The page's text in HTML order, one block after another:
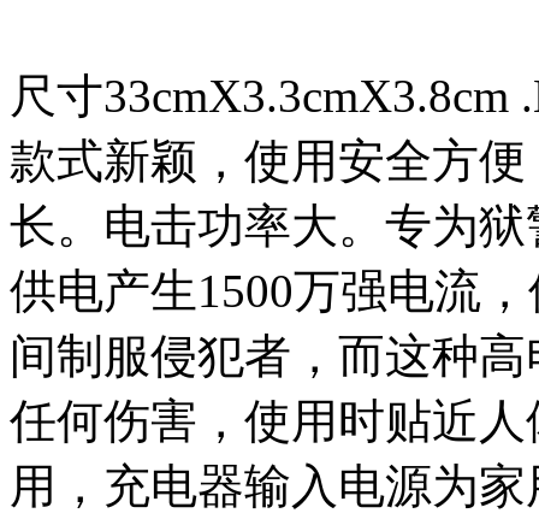
尺寸
款式新颖，使用安全方
长。电击功率大。专为
供电产生1500万强电流
间制服侵犯者，而这种
任何伤害，使用时贴近
用，充电器输入电源为